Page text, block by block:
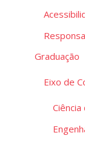
Graduação
Eixo de